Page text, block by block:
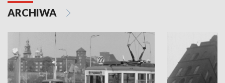
ARCHIWA